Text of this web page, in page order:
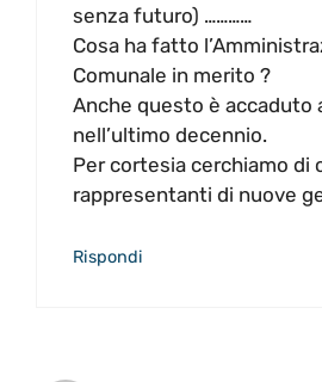
senza futuro) …………
Cosa ha fatto
Comunale in merito ?
Anche questo è accaduto
nell’ultimo decennio.
Per cortesia cerchiamo di
rappresentanti di nuove
Rispondi